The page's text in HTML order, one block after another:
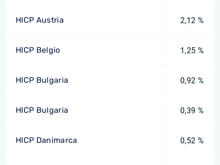
HICP Austria 2,12 %
HICP Belgio 1,25 %
HICP Bulgaria 0,92 %
HICP Bulgaria 0,39 %
HICP Danimarca 0,52 %